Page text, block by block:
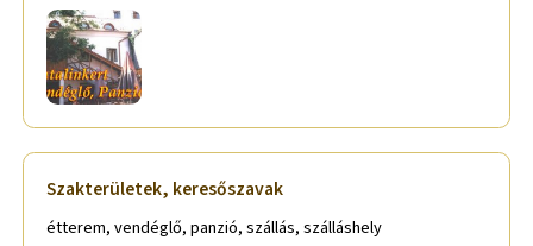
Szakterületek, keresőszavak
étterem, vendéglő, panzió, szállás, szálláshely